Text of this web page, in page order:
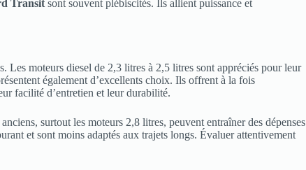
Transit sont souvent plébiscités. Ils allient puissance et
Les moteurs diesel de 2,3 litres à 2,5 litres sont appréciés pour leur
également d’excellents choix. Ils offrent à la fois
facilité d’entretien et leur durabilité.
surtout les moteurs 2,8 litres, peuvent entraîner des dépenses
et sont moins adaptés aux trajets longs. Évaluer attentivement